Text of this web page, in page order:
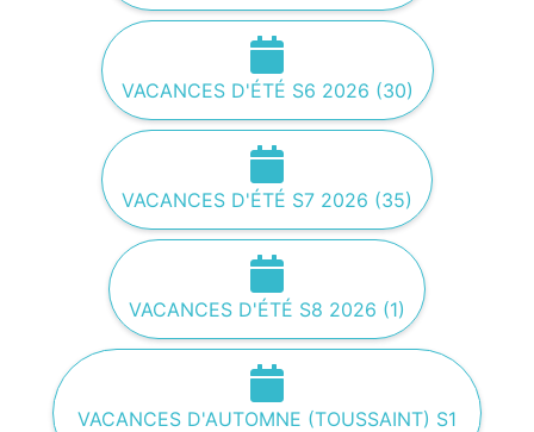
VACANCES D'ÉTÉ S6 2026 (30)
VACANCES D'ÉTÉ S7 2026 (35)
VACANCES D'ÉTÉ S8 2026 (1)
VACANCES D'AUTOMNE (TOUSSAINT) S1